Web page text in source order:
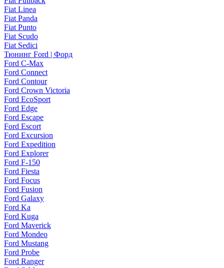
Fiat Linea
Fiat Panda
Fiat Punto
Fiat Scudo
Fiat Sedici
Тюнинг Ford | Форд
Ford C-Max
Ford Connect
Ford Contour
Ford Crown Victoria
Ford EcoSport
Ford Edge
Ford Escape
Ford Escort
Ford Excursion
Ford Expedition
Ford Explorer
Ford F-150
Ford Fiesta
Ford Focus
Ford Fusion
Ford Galaxy
Ford Ka
Ford Kuga
Ford Maverick
Ford Mondeo
Ford Mustang
Ford Probe
Ford Ranger